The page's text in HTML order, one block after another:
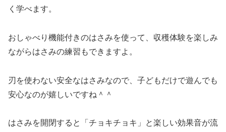
く学べます。
おしゃべり機能付きのはさみを使って、収穫体験を楽しみ
ながらはさみの練習もできますよ。
刃を使わない安全なはさみなので、子どもだけで遊んでも
安心なのが嬉しいですね＾＾
はさみを開閉すると「チョキチョキ」と楽しい効果音が流